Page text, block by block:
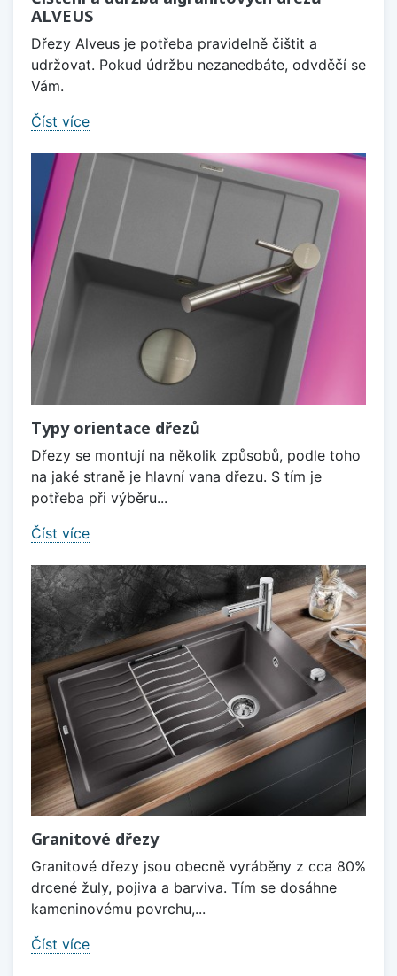
ALVEUS
Dřezy Alveus je potřeba pravidelně čištit a
udržovat. Pokud údržbu nezanedbáte, odvděčí se
Vám.
Číst více
Typy orientace dřezů
Dřezy se montují na několik způsobů, podle toho
na jaké straně je hlavní vana dřezu. S tím je
potřeba při výběru...
Číst více
Granitové dřezy
Granitové dřezy jsou obecně vyráběny z cca 80%
drcené žuly, pojiva a barviva. Tím se dosáhne
kameninovému povrchu,...
Číst více